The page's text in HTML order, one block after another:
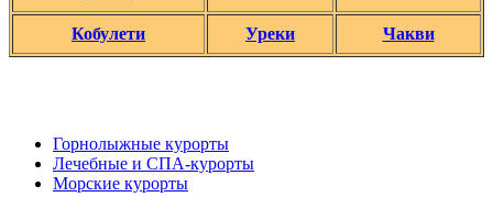
Кобулети Уреки Чакви
Горнолыжные курорты
Лечебные и СПА-курорты
Морские курорты